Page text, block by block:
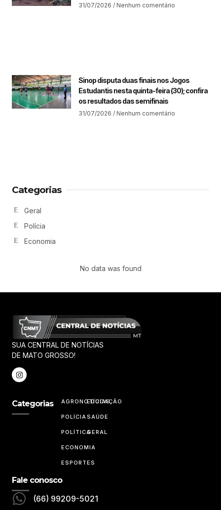
31/07/2026 Nenhum comentário
Sinop disputa duas finais nos Jogos
Estudantis nesta quinta-feira (30); confira
os resultados das semifinais
31/07/2026 Nenhum comentário
Categorias
Geral
Polícia
Economia
No data was found
SUA CENTRAL DE NOTÍCIAS
DE MATO GROSSO!
Categorias AGRONOTÍCIAS
POLÍCIA
POLÍTICA
ECONOMIA
ESPORTES
EDUCAÇÃO
SAÚDE
GERAL
Fale conosco
(66) 99209-5021